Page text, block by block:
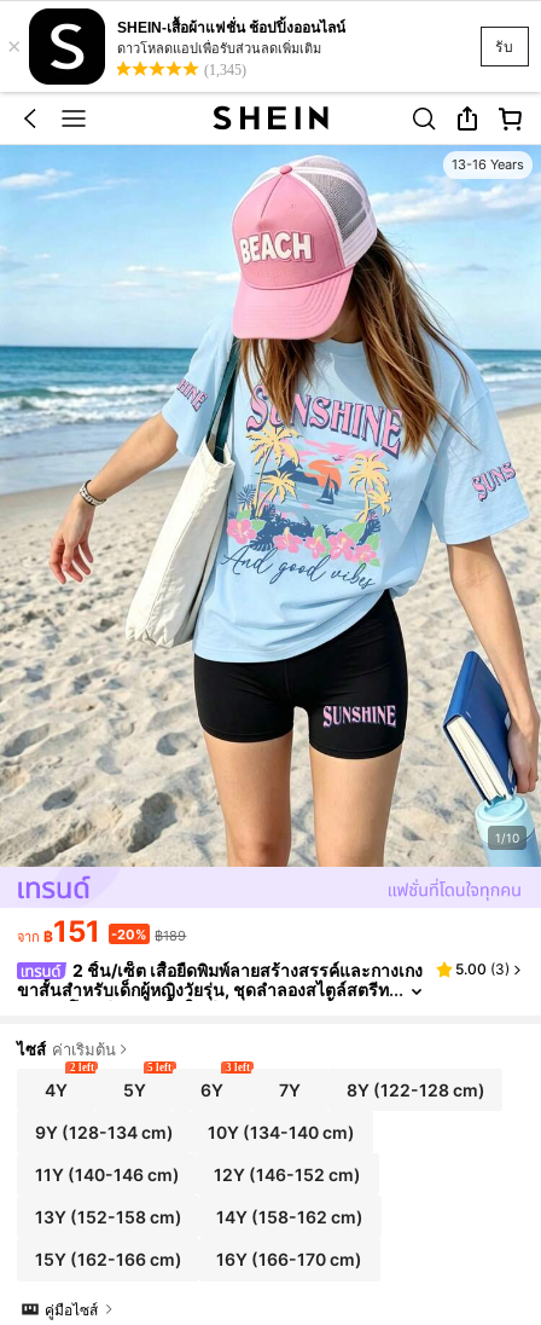
รับ
×
SHEIN-เสื้อผ้าแฟชั่น ช้อปปิ้งออนไลน์
ดาวโหลดแอปเพื่อรับส่วนลดเพิ่มเติม
(1,345)
13-16 Years
1/10
จาก ฿151 -20% ฿189
2 ชิ้น/เซ็ต เสื้อยืดพิมพ์ลายสร้างสรรค์และกางเกง
ขาสั้นสำหรับเด็กผู้หญิงวัยรุ่น, ชุดลำลองสไตล์สตรีท
5.00 (3)
ไซส์ ค่าเริ่มต้น
4Y
2 left
5Y
5 left
6Y
3 left
7Y 8Y(122-128 cm)
9Y(128-134 cm) 10Y (134-140 cm)
11Y(140-146 cm) 12Y (146-152 cm)
13Y(152-158 cm) 14Y (158-162 cm)
15Y(162-166 cm) 16Y (166-170 cm)
คู่มือไซส์